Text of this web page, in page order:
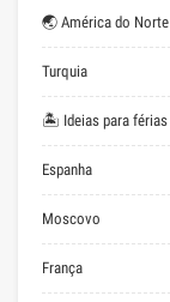
🌏 América do Norte
Turquia
🏝 Ideias para férias
Espanha
Moscovo
França